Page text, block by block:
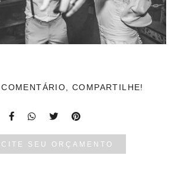
COMPARTILHE!
SEU ORÇAMENTO